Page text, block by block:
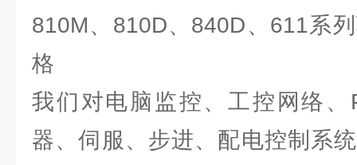
810M、810D、840D、611系
格
我们对电脑监控、工控网络
器、伺服、步进、配电控制系